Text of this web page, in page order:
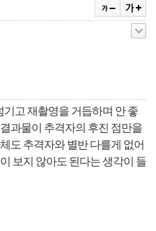
고 재촬영을 거듭하며 안 좋
과물이 추격자의 후진 점만을
도 추격자와 별반 다를게 없어
보지 않아도 된다는 생각이 들